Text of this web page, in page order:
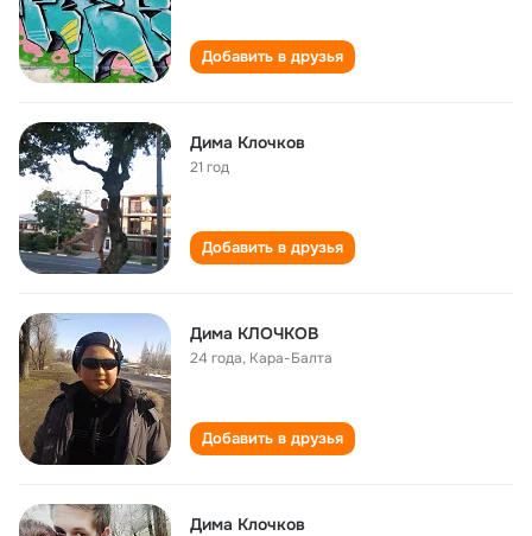
Добавить в друзья
Дима Клочков
21 год
Добавить в друзья
Дима КЛОЧКОВ
24 года, Кара-Балта
Добавить в друзья
Дима Клочков